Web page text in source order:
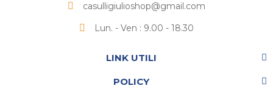
casulligiulioshop@gmail.com
Lun. - Ven : 9.00 - 18.30
LINK UTILI
POLICY